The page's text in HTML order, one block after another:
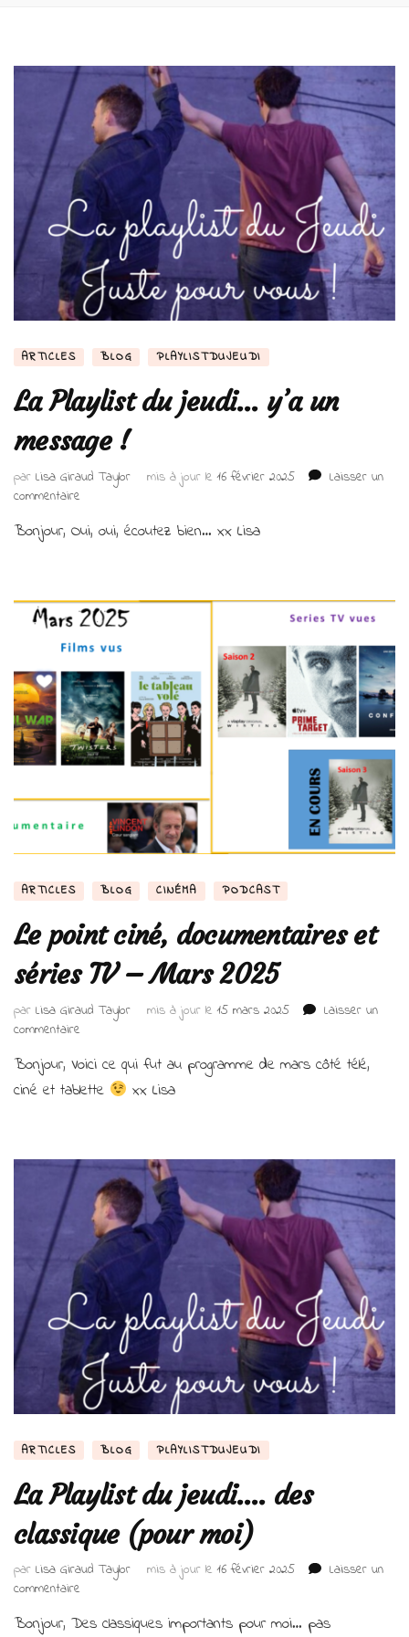
ARTICLES BLOG PLAYLISTDUJEUDI
La Playlist du jeudi… y’a un
message !
par Lisa Giraud Taylor mis à jour le 16 février 2025
Laisser un
commentaire
Playlist
un
message
!
Bonjour, Oui, oui, écoutez bien… xx Lisa
ARTICLES BLOG CINÉMA PODCAST
Le point ciné, documentaires et
séries TV – Mars 2025
par Lisa Giraud Taylor mis à jour le 15 mars 2025
Laisser un
commentaire
point
ciné,
TV
Mars
2025
Bonjour, Voici ce qui fut au programme de mars côté télé,
ciné et tablette
xx Lisa
ARTICLES BLOG PLAYLISTDUJEUDI
La Playlist du jeudi…. des
classique (pour moi)
par Lisa Giraud Taylor mis à jour le 16 février 2025
Laisser un
commentaire
Playlist
Bonjour, Des classiques importants pour moi… pas